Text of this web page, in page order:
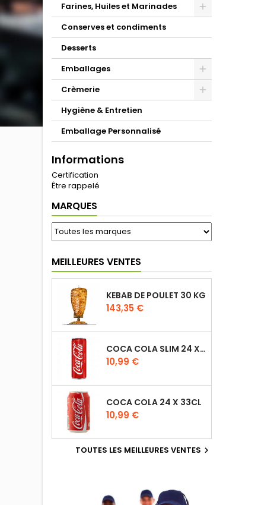
Farines, Huiles et Marinades
Conserves et condiments
Desserts
Emballages
Crèmerie
Hygiène & Entretien
Emballage Personnalisé
Informations
Certification
Être rappelé
MARQUES
MEILLEURES VENTES
KEBAB DE POULET 30 KG
143,35 €
COCA COLA SLIM 24 X 33CL
10,99 €
COCA COLA 24 X 33CL
10,99 €
TOUTES LES MEILLEURES VENTES 